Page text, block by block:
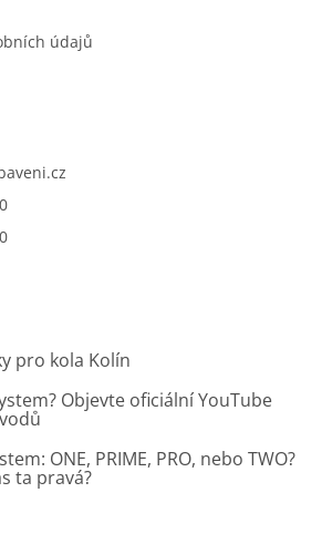
údajů
pro kola Kolín
Objevte oficiální YouTube
ONE, PRIME, PRO, nebo TWO?
ta pravá?